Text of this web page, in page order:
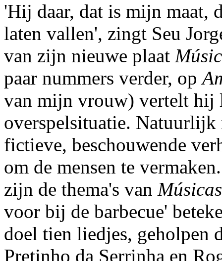
'Hij daar, dat is mijn maat,
laten vallen', zingt Seu
van zijn nieuwe plaat
paar nummers verder, op
van mijn vrouw) vertelt hij
overspelsituatie.
fictieve, beschouwende
om de mensen te
zijn de thema's van
voor bij de barbecue'
doel tien liedjes, geholpen
Pretinho da Serrinha en